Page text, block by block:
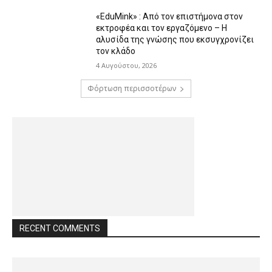
«EduMink» : Από τον επιστήμονα στον
εκτροφέα και τον εργαζόμενο – Η
αλυσίδα της γνώσης που εκσυγχρονίζει
τον κλάδο
4 Αυγούστου, 2026
Φόρτωση περισσοτέρων
RECENT COMMENTS